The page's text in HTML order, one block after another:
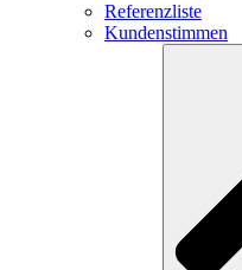
Referenzliste
Kundenstimmen